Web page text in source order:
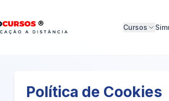
Cursos
Política de Cookies